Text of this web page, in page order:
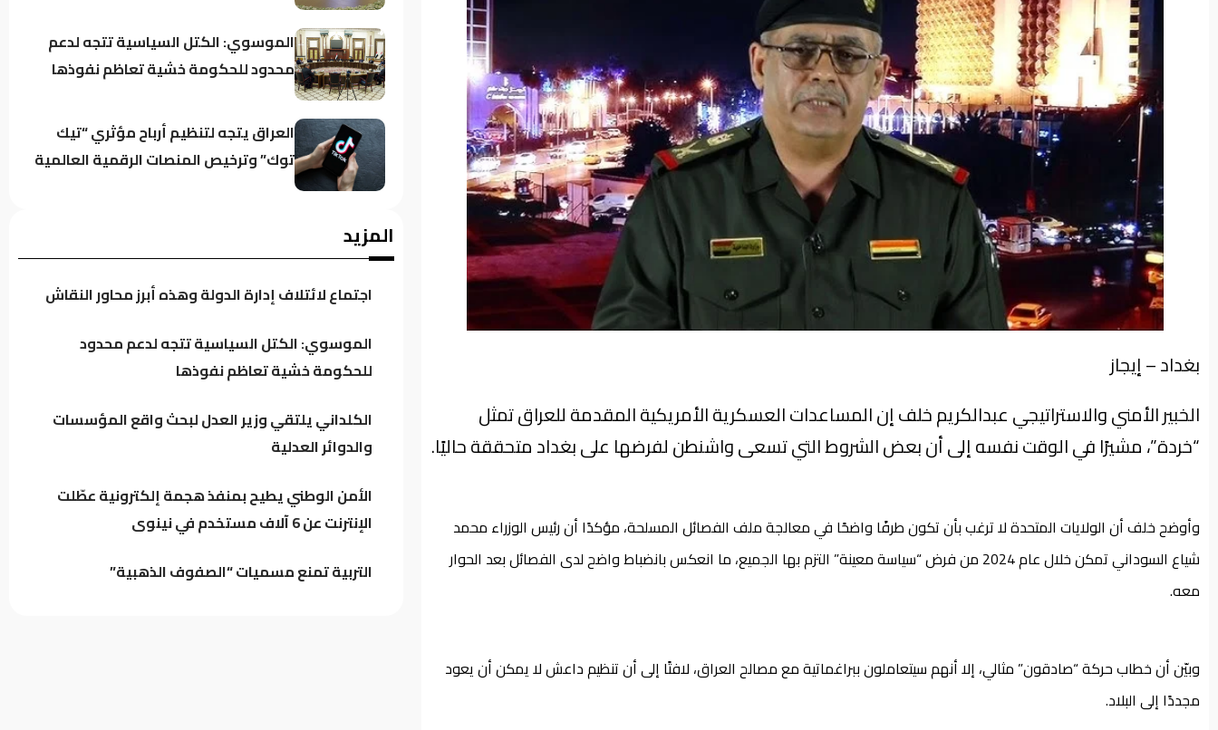
بغداد – إيجاز
الخبير الأمني والاستراتيجي عبدالكريم خلف إن المساعدات العسكرية الأمريكية المقدمة للعراق تمثل
“خردة”، مشيرًا في الوقت نفسه إلى أن بعض الشروط التي تسعى واشنطن لفرضها على بغداد متحققة حاليًا.
وأوضح خلف أن الولايات المتحدة لا ترغب بأن تكون طرفًا واضحًا في معالجة ملف الفصائل المسلحة، مؤكدًا أن رئيس الوزراء محمد
شياع السوداني تمكن خلال عام 2024 من فرض “سياسة معينة” التزم بها الجميع، ما انعكس بانضباط واضح لدى الفصائل بعد الحوار
معه.
وبيّن أن خطاب حركة “صادقون” مثالي، إلا أنهم سيتعاملون ببراغماتية مع مصالح العراق، لافتًا إلى أن تنظيم داعش لا يمكن أن يعود
مجددًا إلى البلاد.
الموسوي: الكتل السياسية تتجه لدعم
محدود للحكومة خشية تعاظم نفوذها
العراق يتجه لتنظيم أرباح مؤثري “تيك
توك” وترخيص المنصات الرقمية العالمية
الدخيل يجدد دعمه للإيزيديين.. والناجيات:
كان سنداً لقضيتنا في كل المحافل
إلكترونية عطّلت الإنترنت عن 6 آلاف
مستخدم في نينوى
كيف حمت دماء العراقيين دول الجوار؟
المزيد
اجتماع لائتلاف إدارة الدولة وهذه أبرز محاور النقاش
الموسوي: الكتل السياسية تتجه لدعم محدود
للحكومة خشية تعاظم نفوذها
الكلداني يلتقي وزير العدل لبحث واقع المؤسسات
والدوائر العدلية
الأمن الوطني يطيح بمنفذ هجمة إلكترونية عطّلت
الإنترنت عن 6 آلاف مستخدم في نينوى
التربية تمنع مسميات “الصفوف الذهبية”